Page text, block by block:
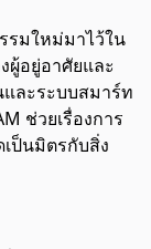
รมใหม่มาไว้ใน
อยู่อาศัยและ
ละระบบสมาร์ท
ช่วยเรื่องการ
ป็นมิตรกับสิ่ง